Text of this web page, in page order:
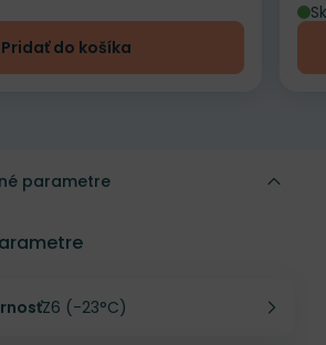
Pridať do košíka
parametre
Z6 (-23°C)